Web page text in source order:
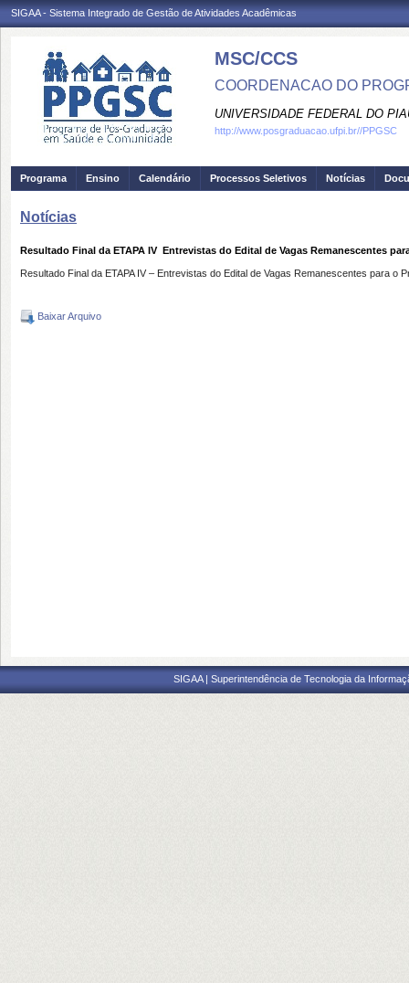
SIGAA - Sistema Integrado de Gestão de Atividades Acadêmicas
MSC/CCS
COORDENACAO DO
UNIVERSIDADE FEDERAL DO
http://www.posgraduacao.ufpi.br//PPGSC
Programa Ensino Calendário Processos Seletivos Notícias
Notícias
Resultado Final da ETAPA IV  Entrevistas do Edital de Vagas Remanescentes
Resultado Final da ETAPA IV – Entrevistas do Edital de Vagas Remanescentes para
Baixar Arquivo
SIGAA | Superintendência de Tecnologia da